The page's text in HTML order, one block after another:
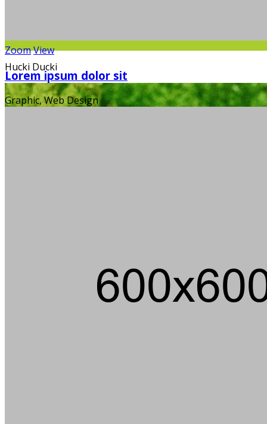
Hucki Ducki
ZoomView
Lorem ipsum dolor sit
Graphic, Web Design